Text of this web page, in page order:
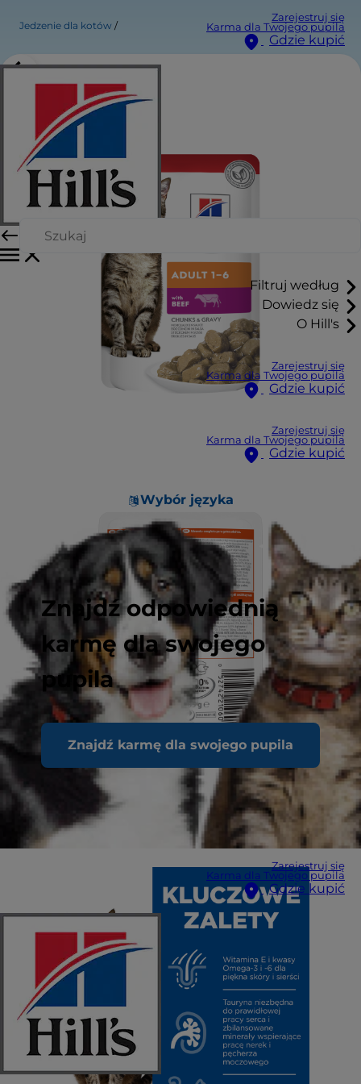
Zarejestruj się
Karma dla Twojego pupila
Gdzie kupić
Filtruj według
Dowiedz się
O Hill's
Zarejestruj się
Karma dla Twojego pupila
Gdzie kupić
Zarejestruj się
Karma dla Twojego pupila
Gdzie kupić
Wybór języka
Znajdź odpowiednią
karmę dla swojego
pupila
Znajdź karmę dla swojego pupila
Zarejestruj się
Karma dla Twojego pupila
Gdzie kupić
Jedzenie dla kotów